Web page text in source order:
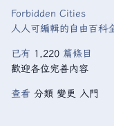
Forbidden Cities
人人可編輯的自由百科
已有 1,220 篇條目
歡迎各位完善內容
查看 分類 變更 入門